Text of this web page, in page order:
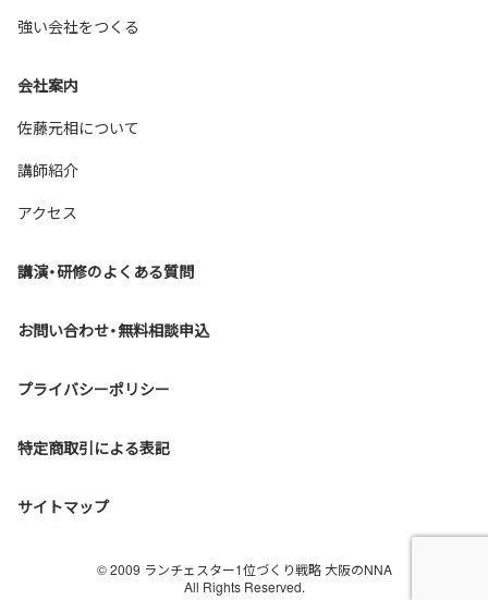
強い会社をつくる
会社案内
佐藤元相について
講師紹介
アクセス
講演・研修のよくある質問
お問い合わせ・無料相談申込
プライバシーポリシー
特定商取引による表記
サイトマップ
© 2009 ランチェスター1位づくり戦略 大阪のNNA
All Rights Reserved.